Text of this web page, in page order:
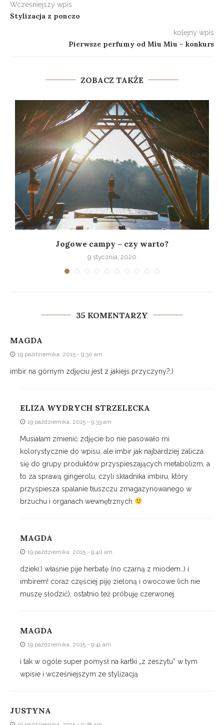
Wcześniejszy wpis
Stylizacja z ponczo
kolejny wpis
Pierwsze perfumy od Miu Miu – konkurs
ZOBACZ TAKŻE
Jogowe campy – czy warto?
9 stycznia, 2020
35 KOMENTARZY
MAGDA
19 października, 2015 - 9:30 am
imbir na górnym zdjęciu jest z jakiejś przyczyny?:)
ELIZA WYDRYCH STRZELECKA
19 października, 2015 - 9:33 am
Musiałam zmienić zdjęcie bo nie pasowało mi
kolorystycznie do wpisu, ale imbir jak najbardziej zalicza
się do grupy produktów przyspieszających metabolizm, a
to za sprawą gingerolu, czyli składnika imbiru, który
przyspiesza spalanie tłuszczu zmagazynowanego w
brzuchu i organach wewnętrznych
MAGDA
19 października, 2015 - 9:40 am
dzieki:) właśnie pije herbatę (no czarną z miodem..) i
imbirem! coraz częściej piję zieloną i owocowe (ich nie
muszę słodzić), ostatnio też próbuję czerwonej.
MAGDA
19 października, 2015 - 9:41 am
i tak w ogóle super pomysł na kartki „z zeszytu” w tym
wpisie i wcześniejszym ze stylizacją
JUSTYNA